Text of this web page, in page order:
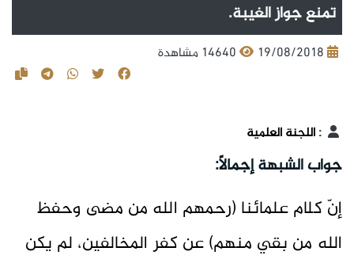
تمنع جواز الغيبة.
19/08/2018 14640 مشاهدة
:اللجنة العلمية
جواب الشبهة إجمالاً:
إنّ كلام علمائنا (رحمهم الله من مضى وحفظ
الله من بقي منهم) عن كفر المخالفين، لم يكن